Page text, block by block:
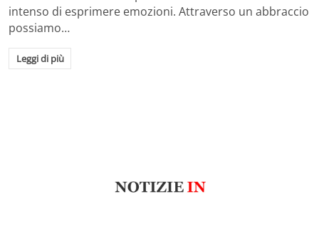
intenso di esprimere emozioni. Attraverso un abbraccio
possiamo…
Leggi di più